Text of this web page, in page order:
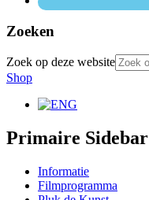
Zoeken
Zoek op deze website
Shop
Primaire Sidebar
Informatie
Filmprogramma